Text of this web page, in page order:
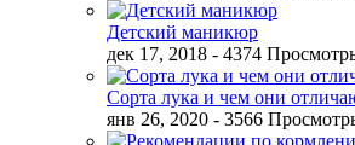
Детский маникюр
дек 17, 2018 - 4374
Сорта лука и чем они
янв 26, 2020 - 3566